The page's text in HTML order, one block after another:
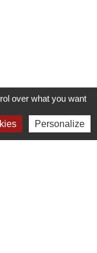
over what you want
Personalize